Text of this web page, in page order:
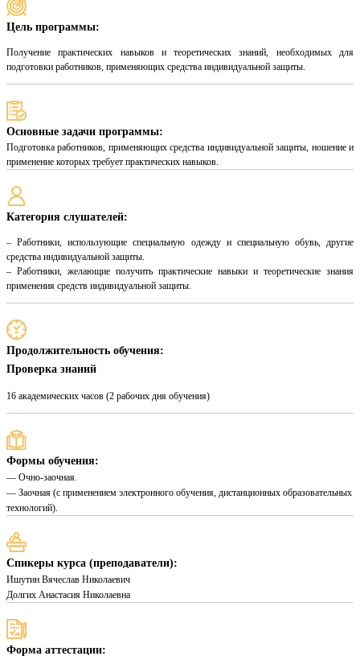
Цель программы:
Получение практических навыков и теоретических знаний, необходимых для
подготовки работников, применяющих средства индивидуальной защиты.
Основные задачи программы:
Подготовка работников, применяющих средства индивидуальной защиты, ношение и
применение которых требует практических навыков.
Категория слушателей:
– Работники, использующие специальную одежду и специальную обувь, другие
средства индивидуальной защиты.
– Работники, желающие получить практические навыки и теоретические знания
применения средств индивидуальной защиты.
Продолжительность обучения:
Проверка знаний
16 академических часов (2 рабочих дня обучения)
Формы обучения:
— Очно-заочная.
— Заочная (с применением электронного обучения, дистанционных образовательных
технологий).
Спикеры курса (преподаватели):
Ишутин Вячеслав Николаевич
Долгих Анастасия Николаевна
Форма аттестации: